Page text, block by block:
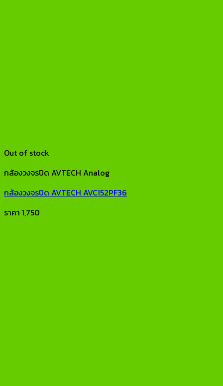
Out of stock
กล้องวงจรปิด AVTECH Analog
กล้องวงจรปิด AVTECH AVC152PF36
ราคา 1,750